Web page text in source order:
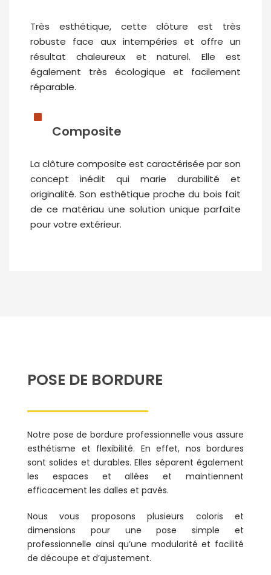
Très esthétique, cette clôture est très
robuste face aux intempéries et offre un
résultat chaleureux et naturel. Elle est
également très écologique et facilement
réparable.
Composite
La clôture composite est caractérisée par son
concept inédit qui marie durabilité et
originalité. Son esthétique proche du bois fait
de ce matériau une solution unique parfaite
pour votre extérieur.
POSE DE BORDURE
Notre pose de bordure professionnelle vous assure
esthétisme et flexibilité. En effet, nos bordures
sont solides et durables. Elles séparent également
les espaces et allées et maintiennent
efficacement les dalles et pavés.
Nous vous proposons plusieurs coloris et
dimensions pour une pose simple et
professionnelle ainsi qu’une modularité et facilité
de découpe et d’ajustement.